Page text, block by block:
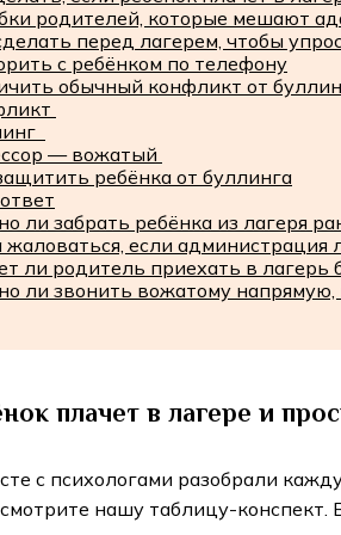
родителей, которые мешают
перед лагерем, чтобы
с ребёнком по телефону
обычный конфликт от
— вожатый
ребёнка от буллинга
ли забрать ребёнка из лагеря
жаловаться, если администрация
ли родитель приехать в лагерь
ли звонить вожатому
плачет в лагере и
с психологами разобрали
нашу таблицу-